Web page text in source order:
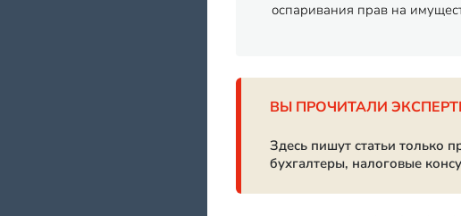
оспаривания прав на
ВЫ ПРОЧИТАЛИ
Здесь пишут статьи только
бухгалтеры, налоговые